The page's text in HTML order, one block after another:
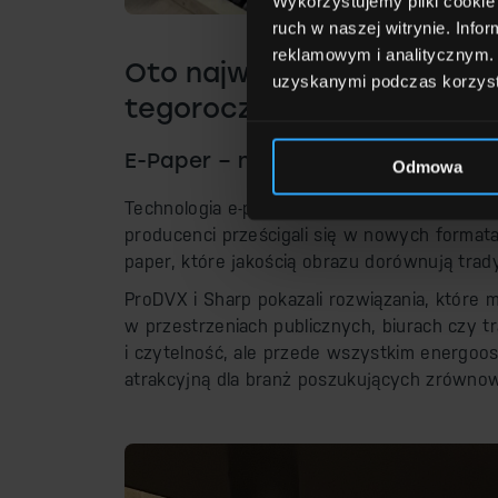
ruch w naszej witrynie.
reklamowym i
uzyskanymi podczas
Odmowa
Oto najważniejsze
tegorocznych targów
E-Paper – nowa jakość
Technologia e-paper nie jest nowością, ale
producenci prześcigali się w nowych
paper, które jakością obrazu dorównują
ProDVX i Sharp pokazali rozwiązania, które
w przestrzeniach publicznych, biurach czy
i czytelność, ale przede wszystkim
atrakcyjną dla branż poszukujących